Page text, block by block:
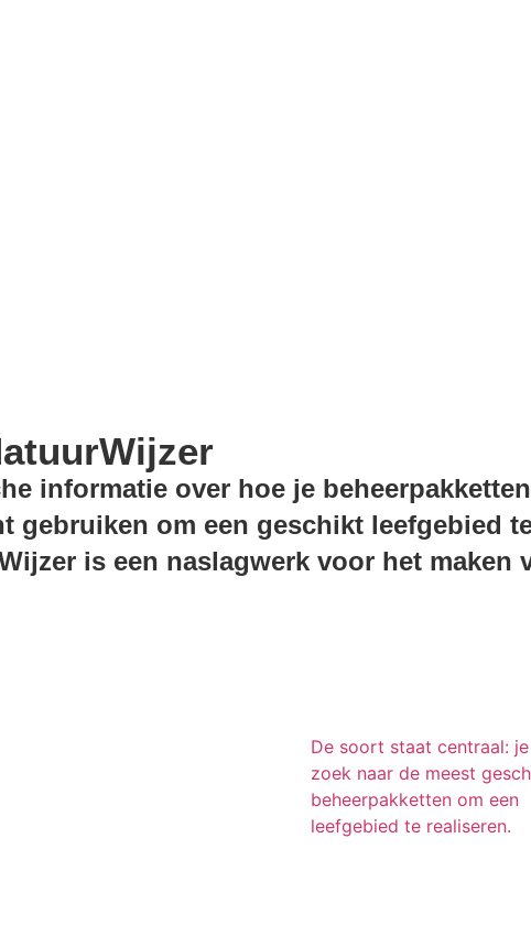
informatie over hoe je
gebruiken om een geschikt leefgebied
is een naslagwerk voor het
De soort staat centraal:
zoek naar de meest
beheerpakketten om een
leefgebied te realiseren.